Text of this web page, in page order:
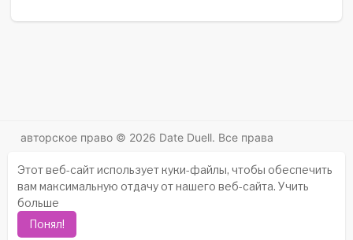
Этот веб-сайт использует куки-файлы, чтобы обеспечить
вам максимальную отдачу от нашего веб-сайта. Учить
больше
Понял!
авторское право © 2026 Date Duell. Все права
Истории успеха - Насчет нас - термины-
политика конфиденциальности
Часто задаваемые вопросы